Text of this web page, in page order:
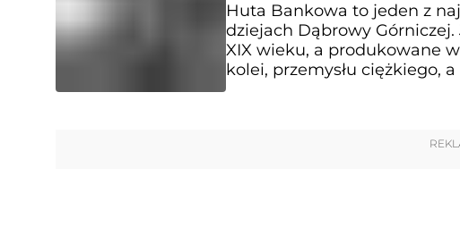
Huta Bankowa to jeden z
dziejach Dąbrowy Górniczej.
XIX wieku, a produkowane
kolei, przemysłu ciężkiego,